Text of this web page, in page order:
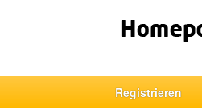
Registrieren